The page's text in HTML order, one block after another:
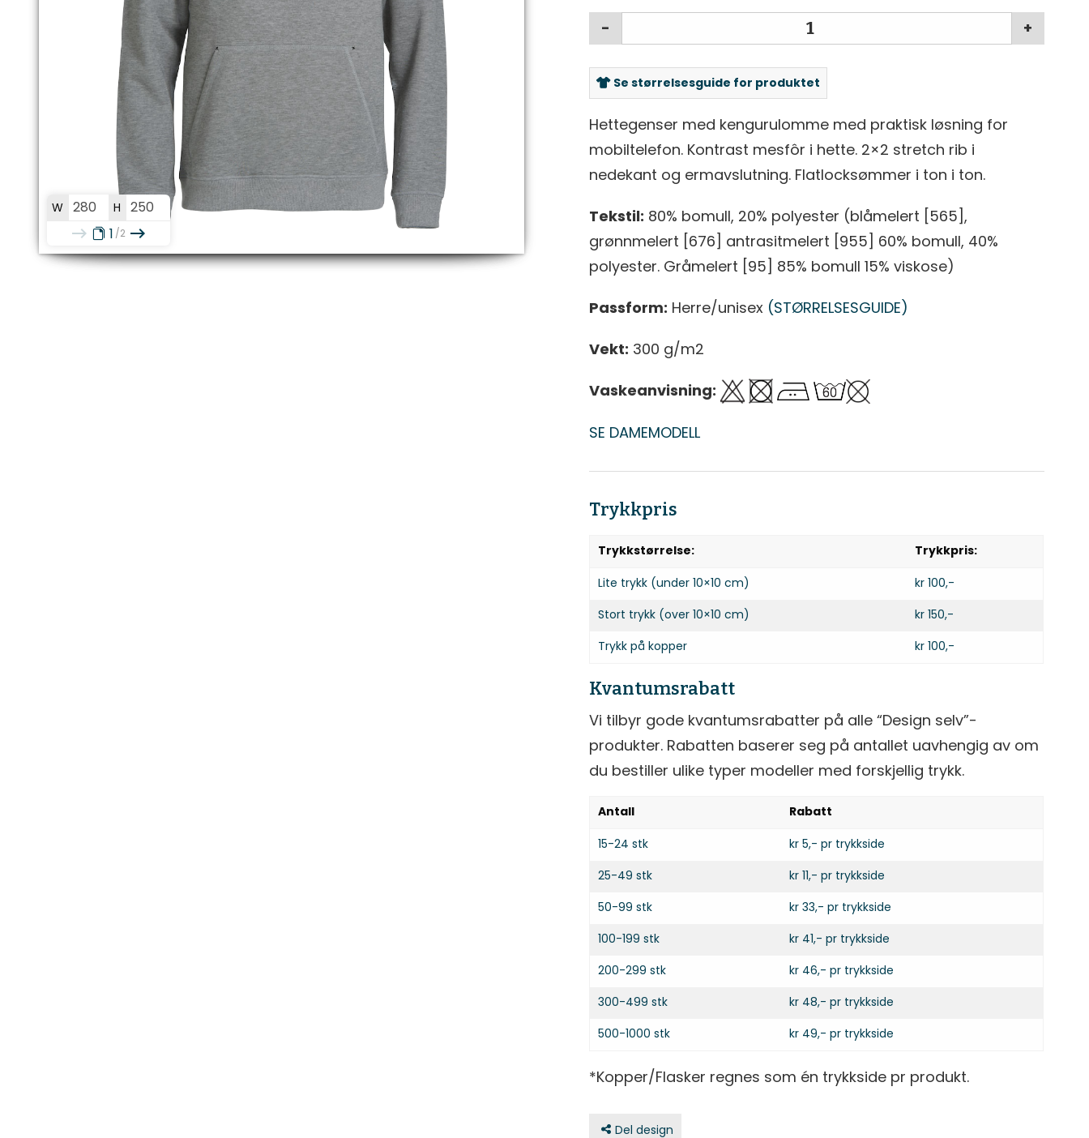
W H
1 2
+
-
Se størrelsesguide for produktet
Hettegenser med kengurulomme med praktisk løsning for
mobiltelefon. Kontrast mesfôr i hette. 2×2 stretch rib i
nedekant og ermavslutning. Flatlocksømmer i ton i ton.
Tekstil: 80% bomull, 20% polyester (blåmelert [565],
grønnmelert [676] antrasitmelert [955] 60% bomull, 40%
polyester. Gråmelert [95] 85% bomull 15% viskose)
Passform: Herre/unisex (STØRRELSESGUIDE)
Vekt: 300 g/m2
Vaskeanvisning:
SE DAMEMODELL
Trykkpris
Trykkstørrelse:
Trykkpris:
Lite trykk (under 10×10 cm)
kr 100,-
Stort trykk (over 10×10 cm)
kr 150,-
Trykk på kopper
kr 100,-
Kvantumsrabatt
Vi tilbyr gode kvantumsrabatter på alle “Design selv”-
produkter. Rabatten baserer seg på antallet uavhengig av om
du bestiller ulike typer modeller med forskjellig trykk.
Antall
Rabatt
15-24 stk
kr 5,- pr trykkside
25-49 stk
kr 11,- pr trykkside
50-99 stk
kr 33,- pr trykkside
100-199 stk
kr 41,- pr trykkside
200-299 stk
kr 46,- pr trykkside
300-499 stk
kr 48,- pr trykkside
500-1000 stk
kr 49,- pr trykkside
*Kopper/Flasker regnes som én trykkside pr produkt.
Del design